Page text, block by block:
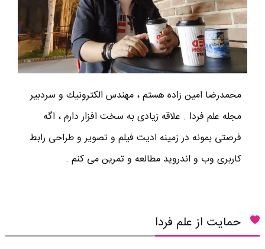
محمدرضا امين زاده هستم ، مهندس الكترونيك و سردبير
مجله علم فردا . علاقه زیادی به سخت افزار دارم ، اگه
فرصتی بمونه در زمینه ادیت فیلم و تصویر و طراحی رابط
کاربری وب و اندروید مطالعه و تمرین می کنم .
حمایت از علم فردا